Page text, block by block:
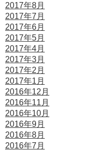
2017年8月
2017年7月
2017年6月
2017年5月
2017年4月
2017年3月
2017年2月
2017年1月
2016年12月
2016年11月
2016年10月
2016年9月
2016年8月
2016年7月